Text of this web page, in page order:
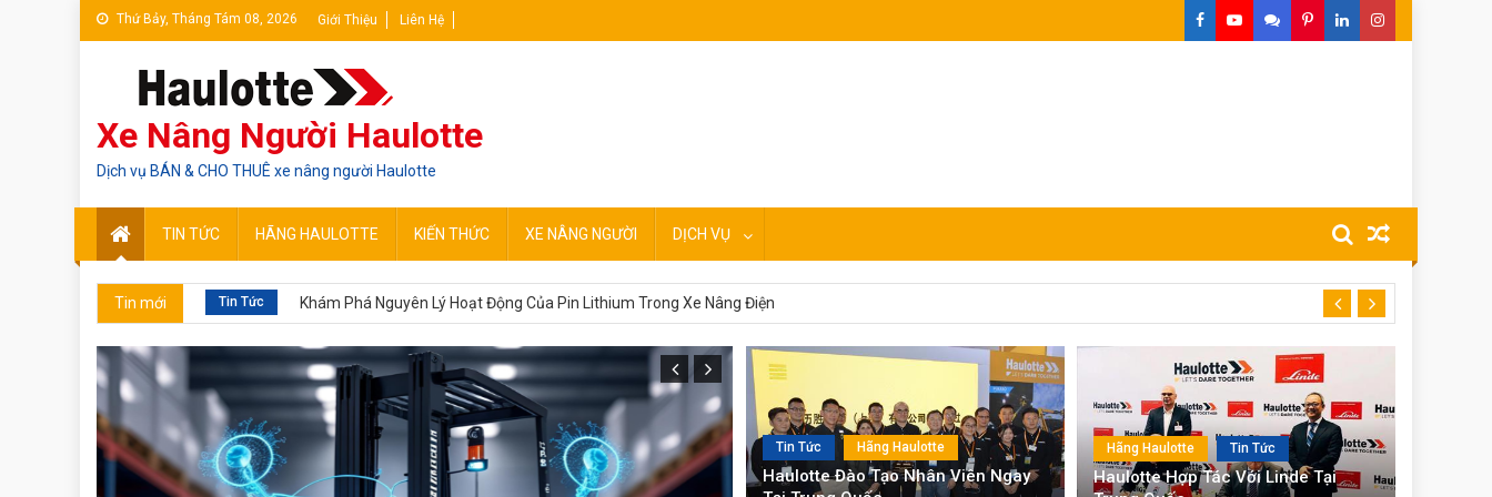
Thứ Bảy, Tháng Tám 08, 2026 Giới Thiệu Liên Hệ
Xe Nâng Người Haulotte
Dịch vụ BÁN & CHO THUÊ xe nâng người Haulotte
TIN TỨC HÃNG HAULOTTE KIẾN THỨC XE NÂNG NGƯỜI DỊCH VỤ
Tin mới Tin Tức Khám Phá Nguyên Lý Hoạt Động Của Pin Lithium Trong Xe Nâng Điện
Tin Tức Pin Lithium SuperV – Năng Lượng Vượt Trội Cho Ngành Xe Nâng
Tin Tức Kiến Thức Các loại ắc quy cho xe nâng người Haulotte
Tin Tức Một số hãng xe nâng người Trung Quốc chất lượng tại Việt Nam Tin Tức Hãng Haulotte
Haulotte Đào Tạo Nhân Viên Ngay
Hãng Haulotte Tin Tức
Haulotte Hợp Tác Với Linde Tại